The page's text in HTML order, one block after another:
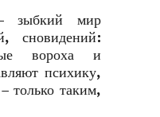
зыбкий мир
сновидений:
вороха и
психику,
только таким,